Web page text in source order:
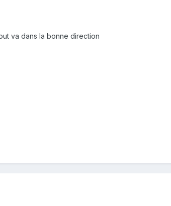
va dans la bonne direction